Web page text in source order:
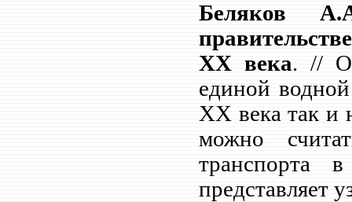
Беляков
XX века. //
единой
XX века так и
можно
транспорта
представляет